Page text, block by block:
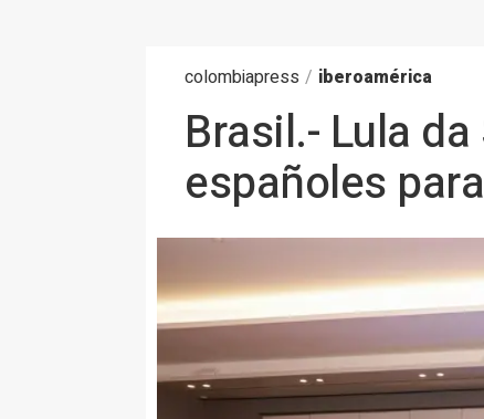
colombiapress / iberoamérica
Brasil.- Lula
españoles